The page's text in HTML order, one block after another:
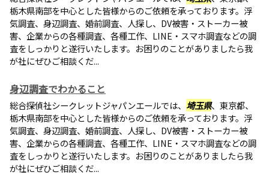
栃木県南部を中心とした皆様からのご依頼を承っております。浮
気調査、身辺調査、婚前調査、人探し、DV被害・ストーカー被
害、企業からの各種調査、各種工作、LINE・スマホ調査などの調
査をしっかりと遂行いたします。お困りのことがありましたら我
が社にぜひご相談くだ...
身辺調査でわかること
総合探偵社シークレットジャパンエールでは、 埼玉県、東京都、
栃木県南部を中心とした皆様からのご依頼を承っております。浮
気調査、身辺調査、婚前調査、人探し、DV被害・ストーカー被
害、企業からの各種調査、各種工作、LINE・スマホ調査などの調
査をしっかりと遂行いたします。お困りのことがありましたら我
が社にぜひご相談くだ...